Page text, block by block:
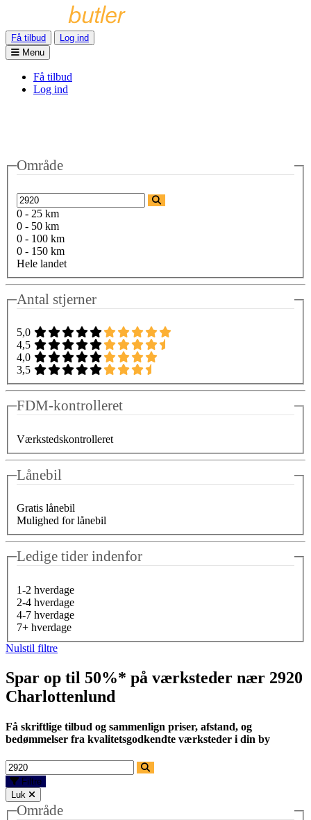
Få tilbud
Log ind
Menu
Få tilbud
Log ind
Område
0 - 25 km
0 - 50 km
0 - 100 km
0 - 150 km
Hele landet
Antal stjerner
5,0
4,5
4,0
3,5
FDM-kontrolleret
Værkstedskontrolleret
Lånebil
Gratis lånebil
Mulighed for lånebil
Ledige tider indenfor
1-2 hverdage
2-4 hverdage
4-7 hverdage
7+ hverdage
Nulstil filtre
Spar op til 50%* på værksteder nær 2920
Charlottenlund
Få skriftlige tilbud og sammenlign priser, afstand, og
bedømmelser fra kvalitetsgodkendte værksteder i din by
Filtre
Luk
Område